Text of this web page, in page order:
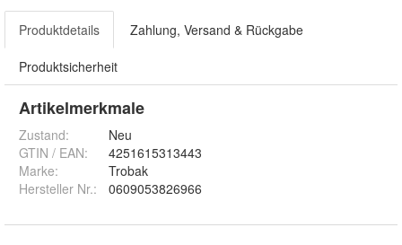
Produktdetails Zahlung, Versand & Rückgabe
Produktsicherheit
Artikelmerkmale
Zustand:
Neu
GTIN / EAN:
4251615313443
Marke:
Trobak
Hersteller Nr.:
0609053826966